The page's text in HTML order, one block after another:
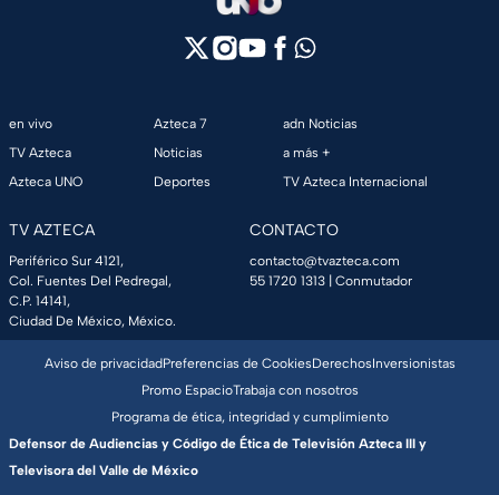
en vivo
TV Azteca
Azteca UNO
Azteca 7
Noticias
Deportes
adn Noticias
a más +
TV Azteca Internacional
TV AZTECA
Periférico Sur 4121,
Col. Fuentes Del Pedregal,
C.P. 14141,
Ciudad De México, México.
CONTACTO
contacto@tvazteca.com
55 1720 1313 | Conmutador
Aviso de privacidadPreferencias de CookiesDerechosInversionistas
Promo EspacioTrabaja con nosotros
Programa de ética, integridad y cumplimiento
Defensor de Audiencias y Código de Ética de Televisión Azteca III y
Televisora del Valle de México